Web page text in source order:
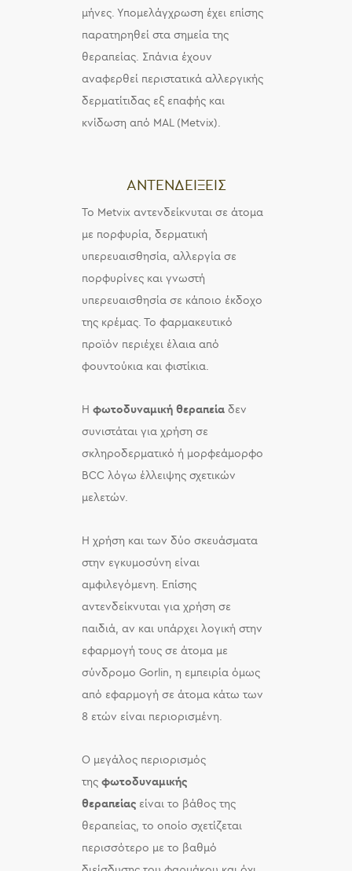
μήνες. Υπομελάγχρωση έχει επίσης
παρατηρηθεί στα σημεία της
θεραπείας. Σπάνια έχουν
αναφερθεί περιστατικά αλλεργικής
δερματίτιδας εξ επαφής και
κνίδωση από MAL (Metvix).
ΑΝΤΕΝΔΕΙΞΕΙΣ
Το Metvix αντενδείκνυται σε άτομα
με πορφυρία, δερματική
υπερευαισθησία, αλλεργία σε
πορφυρίνες και γνωστή
υπερευαισθησία σε κάποιο έκδοχο
της κρέμας. Το φαρμακευτικό
προϊόν περιέχει έλαια από
φουντούκια και φιστίκια.
Η φωτοδυναμική θεραπεία δεν
συνιστάται για χρήση σε
σκληροδερματικό ή μορφεάμορφο
BCC λόγω έλλειψης σχετικών
μελετών.
Η χρήση και των δύο σκευάσματα
στην εγκυμοσύνη είναι
αμφιλεγόμενη. Επίσης
αντενδείκνυται για χρήση σε
παιδιά, αν και υπάρχει λογική στην
εφαρμογή τους σε άτομα με
σύνδρομο Gorlin, η εμπειρία όμως
από εφαρμογή σε άτομα κάτω των
8 ετών είναι περιορισμένη.
Ο μεγάλος περιορισμός
της φωτοδυναμικής
θεραπείας είναι το βάθος της
θεραπείας, το οποίο σχετίζεται
περισσότερο με το βαθμό